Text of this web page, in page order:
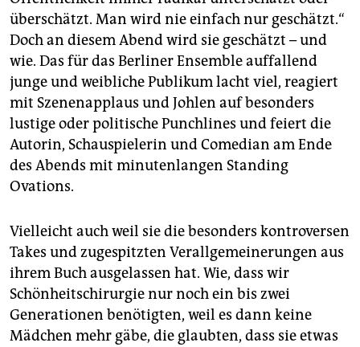
überschätzt. Man wird nie einfach nur geschätzt.“
Doch an diesem Abend wird sie geschätzt – und
wie. Das für das Berliner Ensemble auffallend
junge und weibliche Publikum lacht viel, reagiert
mit Szenenapplaus und Johlen auf besonders
lustige oder politische Punchlines und feiert die
Autorin, Schauspielerin und Comedian am Ende
des Abends mit minutenlangen Standing
Ovations.
Vielleicht auch weil sie die besonders kontroversen
Takes und zugespitzten Verallgemeinerungen aus
ihrem Buch ausgelassen hat. Wie, dass wir
Schönheits­chirurgie nur noch ein bis zwei
Generationen benötigten, weil es dann keine
Mädchen mehr gäbe, die glaubten, dass sie etwas